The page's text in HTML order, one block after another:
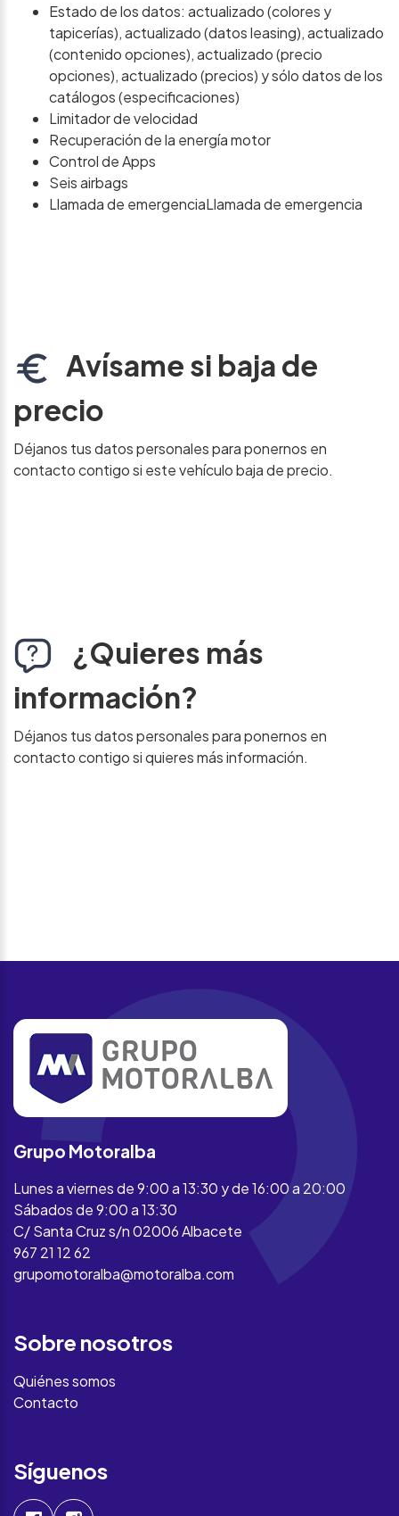
Estado de los datos: actualizado (colores y
tapicerías), actualizado (datos leasing), actualizado
(contenido opciones), actualizado (precio
opciones), actualizado (precios) y sólo datos de los
catálogos (especificaciones)
Limitador de velocidad
Recuperación de la energía motor
Control de Apps
Seis airbags
Llamada de emergenciaLlamada de emergencia
Avísame si baja de
precio
Déjanos tus datos personales para ponernos en
contacto contigo si este vehículo baja de precio.
¿Quieres más
información?
Déjanos tus datos personales para ponernos en
contacto contigo si quieres más información.
Grupo Motoralba
Lunes a viernes de 9:00 a 13:30 y de 16:00 a 20:00
Sábados de 9:00 a 13:30
C/ Santa Cruz s/n 02006 Albacete
967 21 12 62
grupomotoralba@motoralba.com
Sobre nosotros
Quiénes somos
Contacto
Síguenos